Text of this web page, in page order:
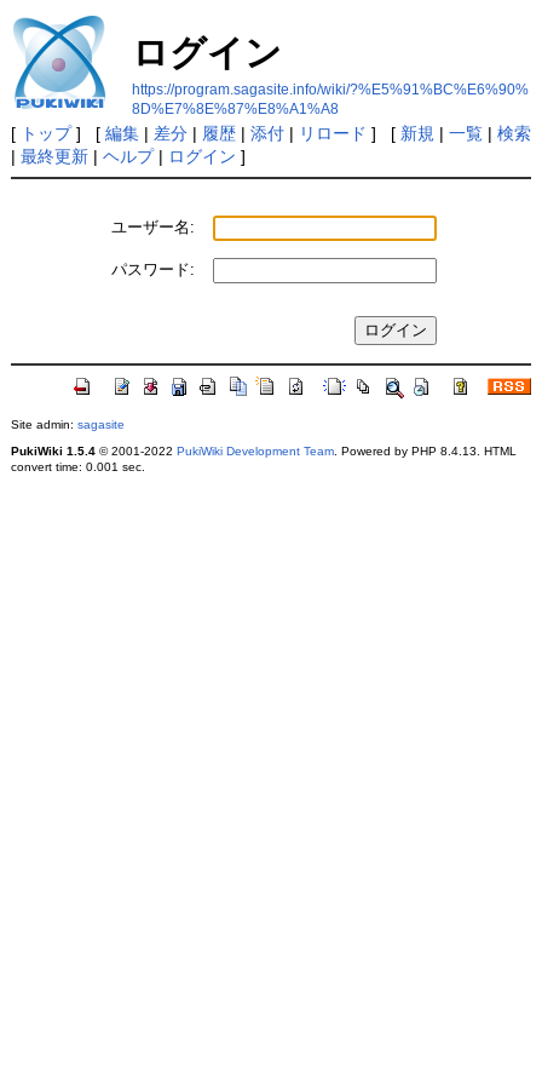
ログイン
https://program.sagasite.info/wiki/?%E5%91%BC%E6%90%
8D%E7%8E%87%E8%A1%A8
[ トップ] [ 編集| 差分| 履歴| 添付| リロード ] [ 新規 | 一覧| 検索
| 最終更新| ヘルプ| ログイン ]
ユーザー名:
パスワード:
Site admin: sagasite
PukiWiki 1.5.4© 2001-2022 PukiWiki Development Team. Powered by PHP 8.4.13. HTML
convert time: 0.001 sec.